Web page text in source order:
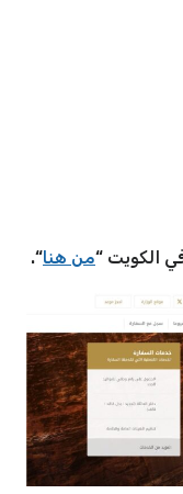
الكويت “من هنا“.